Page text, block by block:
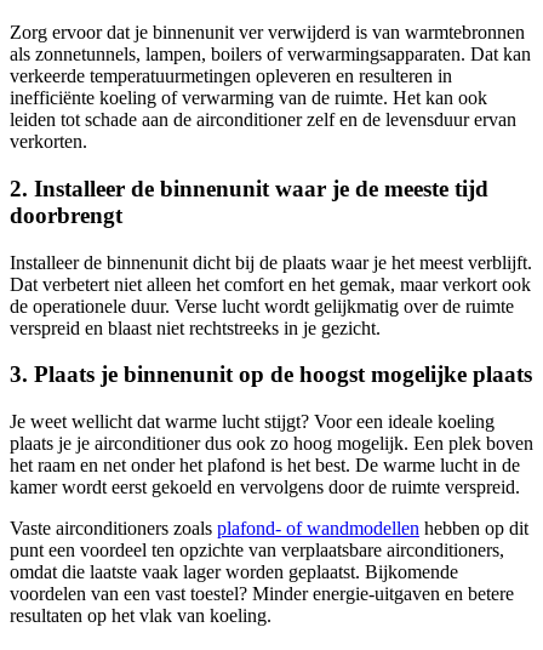
Zorg ervoor dat je binnenunit ver verwijderd is van warmtebronnen
als zonnetunnels, lampen, boilers of verwarmingsapparaten. Dat kan
verkeerde temperatuurmetingen opleveren en resulteren in
inefficiënte koeling of verwarming van de ruimte. Het kan ook
leiden tot schade aan de airconditioner zelf en de levensduur ervan
verkorten.
2. Installeer de binnenunit waar je de meeste tijd
doorbrengt
Installeer de binnenunit dicht bij de plaats waar je het meest verblijft.
Dat verbetert niet alleen het comfort en het gemak, maar verkort ook
de operationele duur. Verse lucht wordt gelijkmatig over de ruimte
verspreid en blaast niet rechtstreeks in je gezicht.
3. Plaats je binnenunit op de hoogst mogelijke plaats
Je weet wellicht dat warme lucht stijgt? Voor een ideale koeling
plaats je je airconditioner dus ook zo hoog mogelijk. Een plek boven
het raam en net onder het plafond is het best. De warme lucht in de
kamer wordt eerst gekoeld en vervolgens door de ruimte verspreid.
Vaste airconditioners zoals plafond- of wandmodellen hebben op dit
punt een voordeel ten opzichte van verplaatsbare airconditioners,
omdat die laatste vaak lager worden geplaatst. Bijkomende
voordelen van een vast toestel? Minder energie-uitgaven en betere
resultaten op het vlak van koeling.